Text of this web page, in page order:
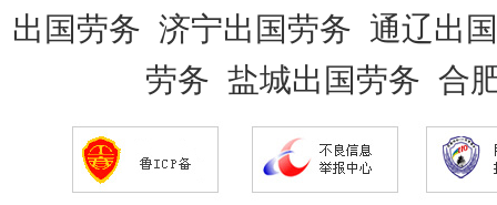
出国劳务 济宁出国劳务 通辽出
劳务 盐城出国劳务 合